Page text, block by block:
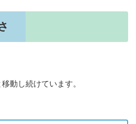
動し続けています。